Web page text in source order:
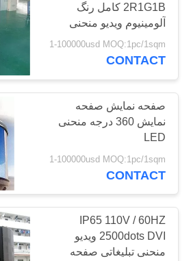
تاکسی نمایش LED
صفحه نمایش LED
11
2R1G1B کامل رنگ
آلومینیوم ویدیو منحنی
رهبری دیوار صفحه نمایش
1-100000usd MOQ:1pc/1sqm
CONTACT
صفحه نمایش صفحه
نمایش 360 درجه منحنی
LED
1-100000usd MOQ:1pc/1sqm
CONTACT
IP65 110V / 60HZ
2500dots DVI ویدیو
منحنی تبلیغاتی صفحه